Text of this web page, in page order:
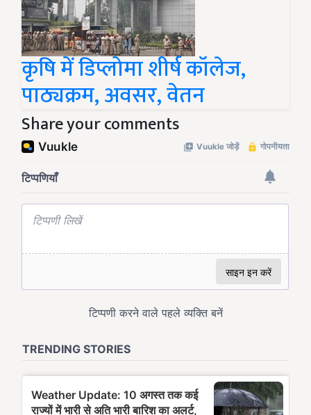
कृषि में डिप्लोमा शीर्ष कॉलेज,
पाठ्यक्रम, अवसर, वेतन
Share your comments